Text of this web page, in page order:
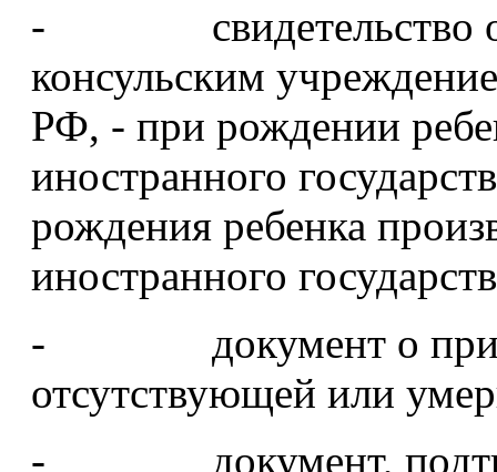
- свидетельство о
консульским
РФ, - при рождении
иностранного
рождения ребенка
иностранного
- документ о
отсутствующей или
- документ,